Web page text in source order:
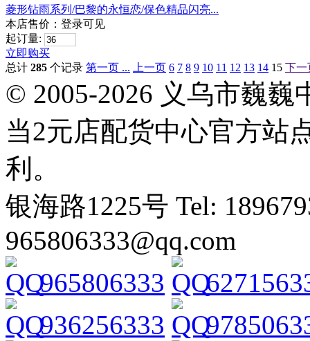
菱形钻雨系列/巴黎的永恒恋/保色精品闪亮...
本店售价： 登录可见
起订量:
立即购买
总计 285 个记录 第一页 ... 上一页 6 7 8 9 10 11 12 13 14 15 下一
© 2005-2026 义乌市巍
当2元店配货中心官方站
利。
银海路1225号 Tel:
965806333@qq.com
965806333
936256333